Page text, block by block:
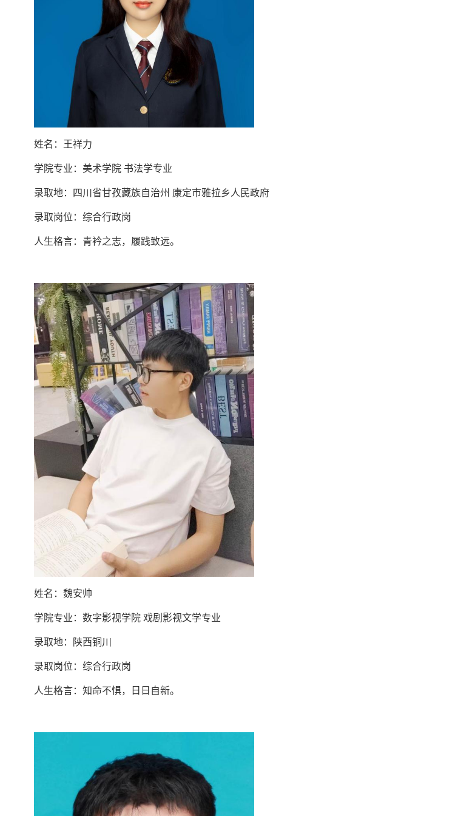
姓名：王祥力
学院专业：美术学院 书法学专业
录取地：四川省甘孜藏族自治州 康定市雅拉乡人民政府
录取岗位：综合行政岗
人生格言：青衿之志，履践致远。
姓名：魏安帅
学院专业：数字影视学院 戏剧影视文学专业
录取地：陕西铜川
录取岗位：综合行政岗
人生格言：知命不惧，日日自新。